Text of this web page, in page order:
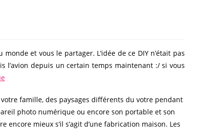
et vous le partager. L’idée de ce DIY n’était pas
l’avion depuis un certain temps maintenant :/ si vous
famille, des paysages différents du votre pendant
photo numérique ou encore son portable et son
encore mieux s’il s’agit d’une fabrication maison. Les